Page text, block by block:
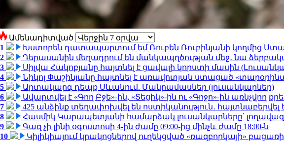
Ամենադիտված
1
Խստորեն դատապարտում եմ Ռուբեն Ռուբինյանի կողմից
2
Դերասանին մեղադրում են մանկապղծության մեջ․ նա
3
Սիլվա Հակոբյանը հայտնել է ցավալի կորստի մասին
4
Նիկոլ Փաշինյանը հայտնել է առավոտյան ստացած
5
Արտակարգ դեպք Սևանում. Մանրամասներ (լուսանկարներ)
6
Ավարտվել է «Գող Բջե»-ին, «Տեցիկ»-ին ու «Գոջո»-ին առնչվող
7
425 անձինք տեղափոխվել են ոստիկանություն․
8
Հասմիկ Կարապետյանի համարձակ լուսանկարները՝
9
Գազ չի լինի օգոստոսի 4-ին ժամը 09:00-ից մինչև ժամը 18:00-ն
10
Կիլիկիայում կրակոցներով ուղեկցված «ռազբորկայի»